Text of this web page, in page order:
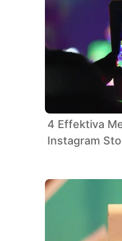
4 Effektiva
Instagram